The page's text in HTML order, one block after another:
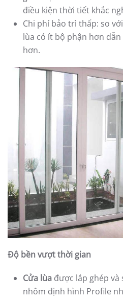
điều kiện thời tiết khắc
Chi phí bảo trì thấp: so
lùa có ít bộ phận hơn
hơn.
Độ bền vượt thời gian
Cửa lùa được lắp ghép
nhôm định hình Profile